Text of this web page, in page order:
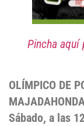
Pincha aquí
OLÍMPICO DE
Sábado, a las